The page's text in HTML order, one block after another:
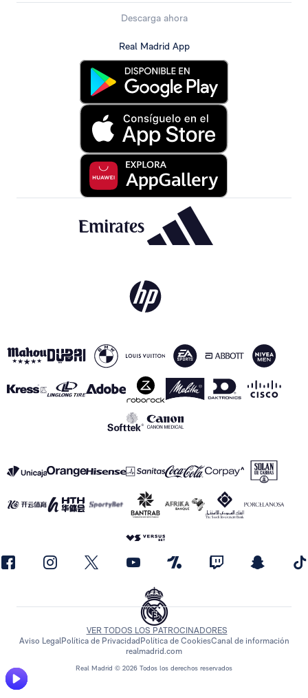
Descarga ahora
Real Madrid App
Real Madrid © 2026 Todos los derechos reservados
VER TODOS LOS PATROCINADORES
Aviso LegalPolítica de PrivacidadPolítica de CookiesCanal de información
realmadrid.com